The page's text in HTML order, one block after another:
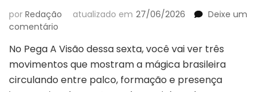
por Redação atualizado em 27/06/2026
Deixe um
comentário
Prado
em
show
No Pega A Visão dessa sexta, você vai ver três
movimentos que mostram a mágica brasileira
circulando entre palco, formação e presença